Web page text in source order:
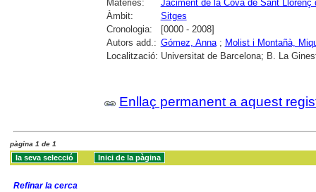
Matèries:
Jaciment de la Cova de Sant Llorenç
Àmbit:
Sitges
Cronologia:
[0000 - 2008]
Autors add.: Gómez, Anna; Molist i Montañà,
Localització: Universitat de Barcelona; B. La
Enllaç permanent a aquest
pàgina 1 de 1
Refinar la cerca